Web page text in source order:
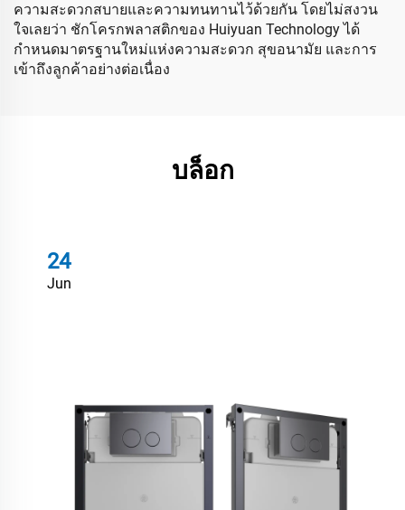
ความสะดวกสบายและความทนทานไว้ด้วยกัน โดยไม่สงวน
ใจเลยว่า ชักโครกพลาสติกของ Huiyuan Technology ได้
กำหนดมาตรฐานใหม่แห่งความสะดวก สุขอนามัย และการ
เข้าถึงลูกค้าอย่างต่อเนื่อง
บล็อก
24
Jun